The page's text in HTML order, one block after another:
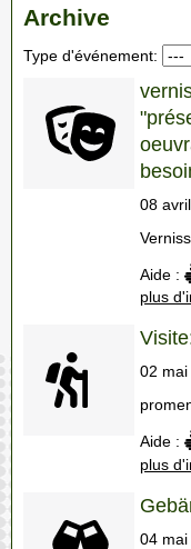
Archive
Type d'événement:
08
Aide :
plus
02
Aide :
plus
04